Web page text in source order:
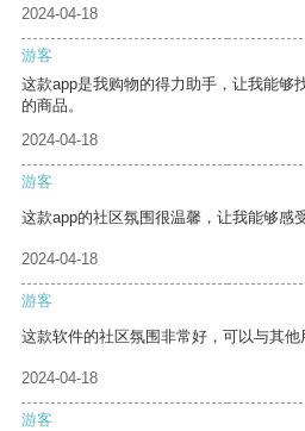
2024-04-18
游客
这款app是我购物的得力助手，让我能够
的商品。
2024-04-18
游客
这款app的社区氛围很温馨，让我能够感
2024-04-18
游客
这款软件的社区氛围非常好，可以与其他
2024-04-18
游客